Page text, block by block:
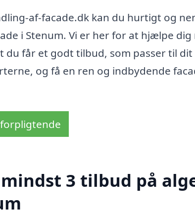
af-facade.dk kan du hurtigt og
i Stenum. Vi er her for at hjælpe
du får et godt tilbud, som passer til
og få en ren og indbydende
3 tilbud på